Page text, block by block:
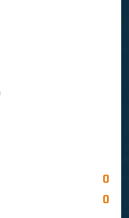
0
0